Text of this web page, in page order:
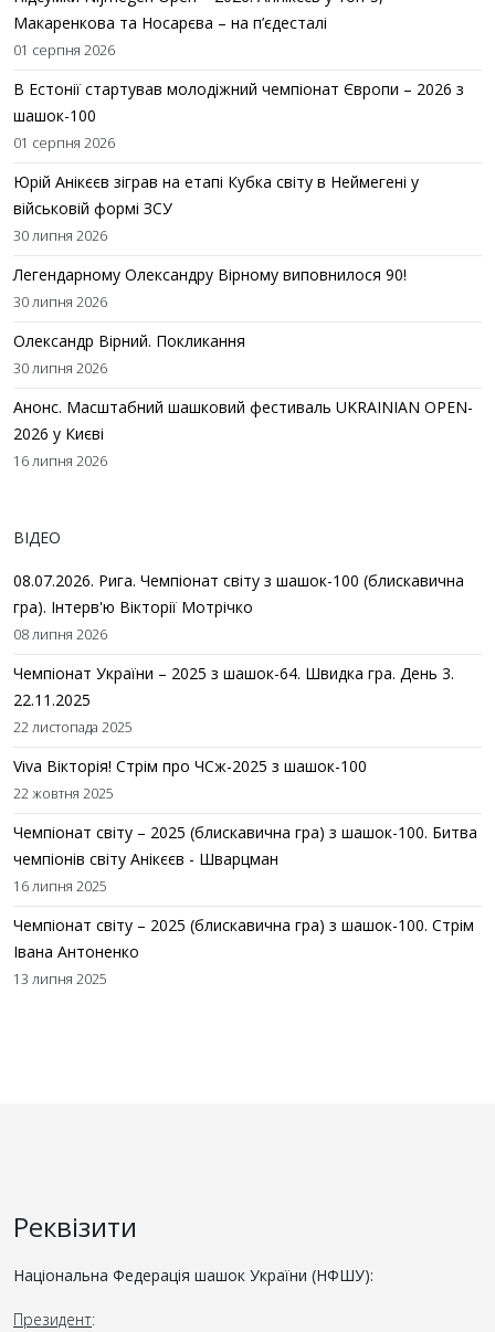
Макаренкова та Носарєва – на п’єдесталі
01 серпня 2026
В Естонії стартував молодіжний чемпіонат Європи – 2026 з
шашок-100
01 серпня 2026
Юрій Анікєєв зіграв на етапі Кубка світу в Неймегені у
військовій формі ЗСУ
30 липня 2026
Легендарному Олександру Вірному виповнилося 90!
30 липня 2026
Олександр Вірний. Покликання
30 липня 2026
Анонс. Масштабний шашковий фестиваль UKRAINIAN OPEN-
2026 у Києві
16 липня 2026
ВІДЕО
08.07.2026. Рига. Чемпіонат світу з шашок-100 (блискавична
гра). Інтерв'ю Вікторії Мотрічко
08 липня 2026
Чемпіонат України – 2025 з шашок-64. Швидка гра. День 3.
22.11.2025
22 листопада 2025
Viva Вікторія! Стрім про ЧСж-2025 з шашок-100
22 жовтня 2025
Чемпіонат світу – 2025 (блискавична гра) з шашок-100. Битва
чемпіонів світу Анікєєв - Шварцман
16 липня 2025
Чемпіонат світу – 2025 (блискавична гра) з шашок-100. Стрім
Івана Антоненко
13 липня 2025
Реквізити
Національна Федерація шашок України (НФШУ):
Президент: